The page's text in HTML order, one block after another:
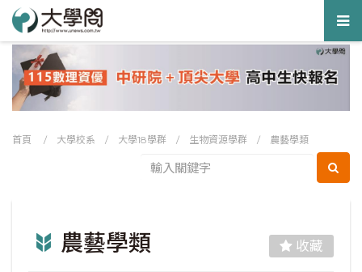
首頁 / 大學校系 / 大學18學群 / 生物資源學群 / 農藝學類
農藝學類 收藏